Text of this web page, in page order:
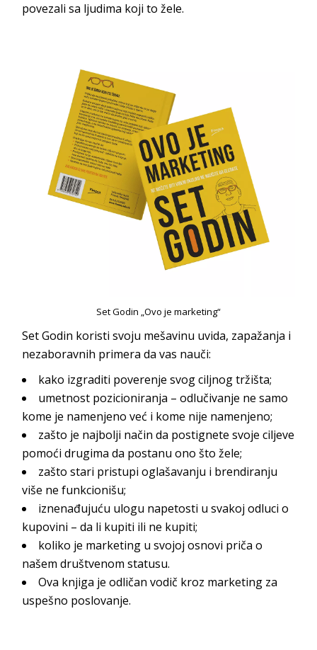
povezali sa ljudima koji to žele.
Set Godin „Ovo je marketing“
Set Godin koristi svoju mešavinu uvida, zapažanja i
nezaboravnih primera davas nauči:
kako izgraditi poverenje svog ciljnog tržišta;
umetnost pozicioniranja – odlučivanje ne samo
kome je namenjeno već i kome nije namenjeno;
zašto je najbolji način da postignete svoje ciljeve
pomoći drugima da postanu ono što žele;
zašto stari pristupi oglašavanju i brendiranju
više ne funkcionišu;
iznenađujuću ulogu napetosti u svakoj odluci o
kupovini – da li kupiti ili ne kupiti;
koliko je marketing u svojoj osnovi priča o
našem društvenom statusu.
Ova knjiga je odličan vodič kroz marketing za
uspešno poslovanje.